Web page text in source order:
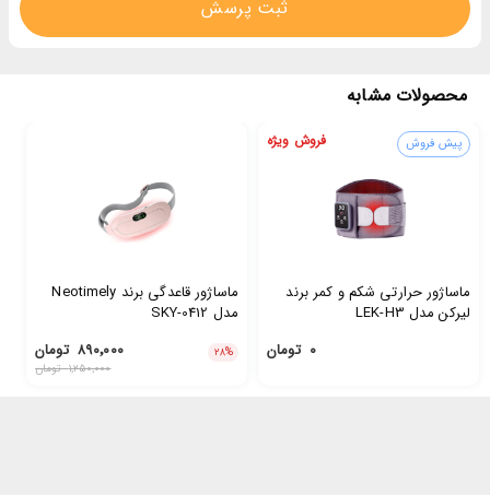
ثبت پرسش
محصولات مشابه
پیش فروش فروش ویژه
ماساژور حرارتی شکم و کمر برند
لیرکن مدل LEK-H3
۰ تومان
ماساژور قاعدگی برند Neotimely
مدل SKY-0412
۲۸% ۸۹۰٬۰۰۰ تومان
۱٬۲۵۰٬۰۰۰تومان